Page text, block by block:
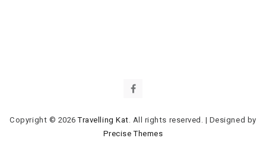
Copyright © 2026Travelling Kat. All rights reserved. | Designed by
Precise Themes